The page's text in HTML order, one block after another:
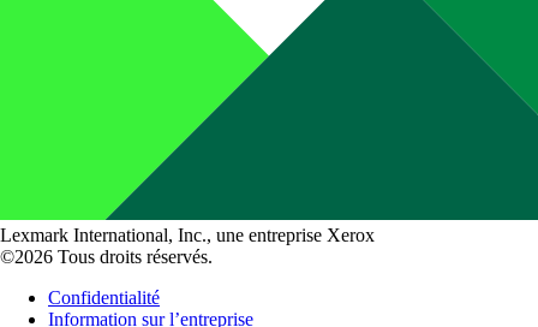
Lexmark International, Inc., une entreprise Xerox
©2026 Tous droits réservés.
Confidentialité
Information sur l’entreprise